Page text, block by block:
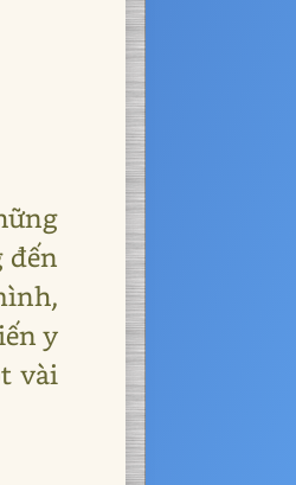
đến
y
vài